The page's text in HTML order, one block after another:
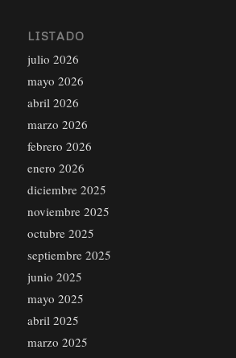
LISTADO
julio 2026
mayo 2026
abril 2026
marzo 2026
febrero 2026
enero 2026
diciembre 2025
noviembre 2025
octubre 2025
septiembre 2025
junio 2025
mayo 2025
abril 2025
marzo 2025